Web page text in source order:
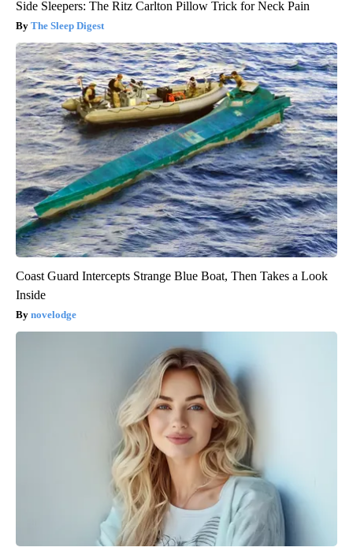
Side Sleepers: The Ritz Carlton Pillow Trick for Neck Pain
The Sleep Digest
Coast Guard Intercepts Strange Blue Boat, Then Takes a Look
Inside
novelodge